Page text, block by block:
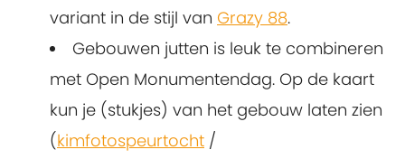
variant in de stijl van Grazy 88.
Gebouwen jutten is leuk te combineren
met Open Monumentendag. Op de kaart
kun je (stukjes) van het gebouw laten zien
(kimfotospeurtocht /